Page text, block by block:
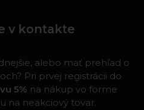
v kontakte
alebo mať prehľad o
Pri prvej registrácii do
5% na nákup vo forme
na neakciový tovar.